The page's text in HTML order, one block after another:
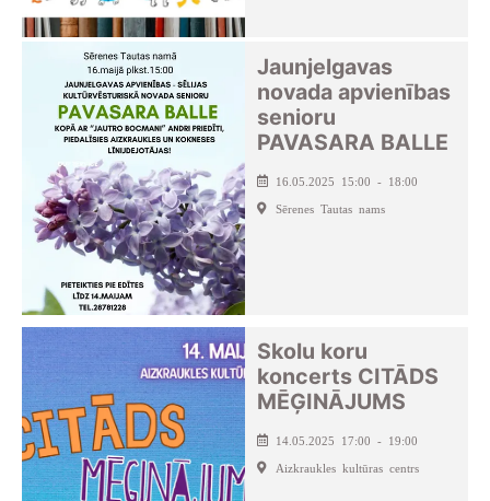
Jaunjelgavas
novada apvienības
senioru
PAVASARA BALLE
16.05.2025 15:00 - 18:00
Sērenes Tautas nams
Skolu koru
koncerts CITĀDS
MĒĢINĀJUMS
14.05.2025 17:00 - 19:00
Aizkraukles kultūras centrs